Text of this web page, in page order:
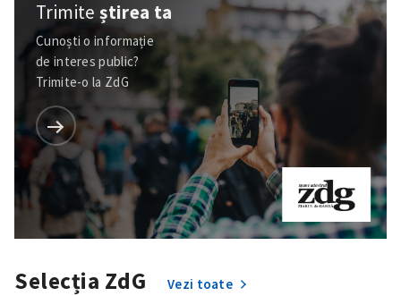
Trimite o informație
Despre ZdG
in English
на русском
Trimiteștirea ta
Cunoști o informație
de interes public?
Trimite-o la ZdG
Selecția ZdG Vezi toate